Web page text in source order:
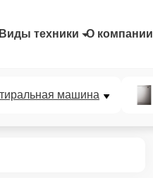
Виды техники О компании
машина